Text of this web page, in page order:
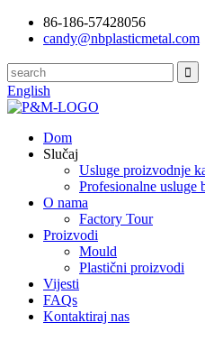
86-186-57428056
candy@nbplasticmetal.com
English
Dom
Slučaj
Usluge proizvodnje
Profesionalne usluge
O nama
Factory Tour
Proizvodi
Mould
Plastični proizvodi
Vijesti
FAQs
Kontaktiraj nas